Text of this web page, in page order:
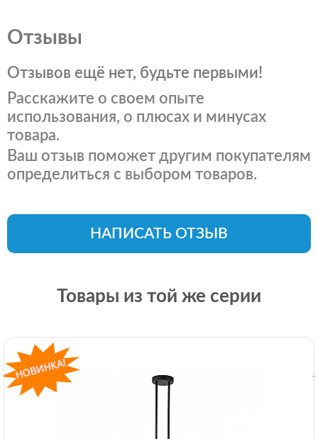
Отзывы
Отзывов ещё нет, будьте первыми!
Расскажите о своем опыте
использования, о плюсах и минусах
товара.
Ваш отзыв поможет другим покупателям
определиться с выбором товаров.
НАПИСАТЬ ОТЗЫВ
Товары из той же серии